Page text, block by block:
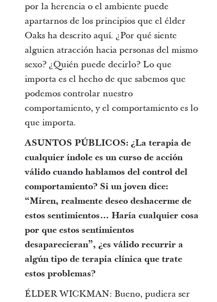
por la herencia o el ambiente puede
apartarnos de los principios que el élder
Oaks ha descrito aquí. ¿Por qué siente
alguien atracción hacia personas del mismo
sexo? ¿Quién puede decirlo? Lo que
importa es el hecho de que sabemos que
podemos controlar nuestro
comportamiento, y el comportamiento es lo
que importa.
ASUNTOS PÚBLICOS: ¿La terapia de
cualquier índole es un curso de acción
válido cuando hablamos del control del
comportamiento? Si un joven dice:
“Miren, realmente deseo deshacerme de
estos sentimientos… Haría cualquier cosa
por que estos sentimientos
desaparecieran”, ¿es válido recurrir a
algún tipo de terapia clínica que trate
estos problemas?
ÉLDER WICKMAN: Bueno, pudiera ser